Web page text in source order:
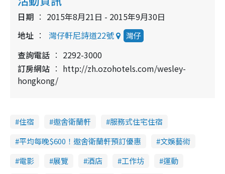
日期
2015年8月21日 - 2015年9月30日
地址
灣仔軒尼詩道22號 灣仔
查詢電話
2292-3000
訂房網站
http://zh.ozohotels.com/wesley-
hongkong/
住宿 遨舍衛蘭軒
服務式住宅住宿
平均每晚$600！遨舍衛蘭軒預訂優惠
文娛藝術
電影
展覽 酒店 工作坊
運動